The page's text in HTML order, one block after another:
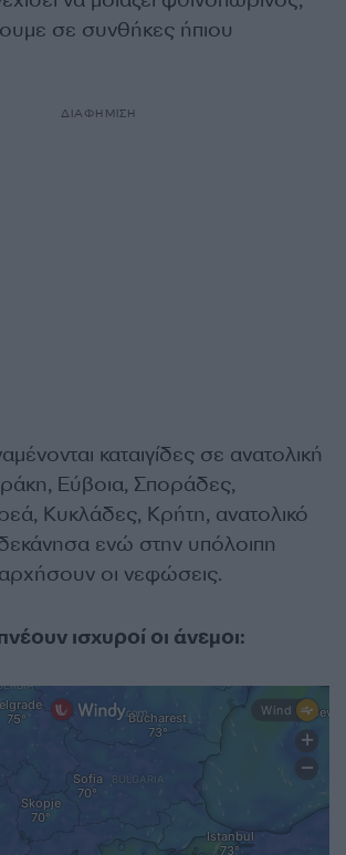
σε συνθήκες ήπιου
ΔΙΑΦΗΜΙΣΗ
καταιγίδες σε ανατολική
Εύβοια, Σποράδες,
Κυκλάδες, Κρήτη, ανατολικό
ενώ στην υπόλοιπη
οι νεφώσεις.
ισχυροί οι άνεμοι: